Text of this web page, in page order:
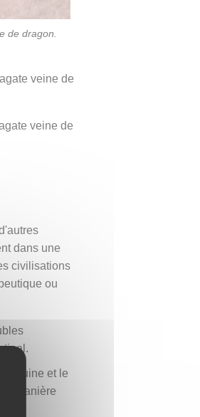
de dragon.
veine de
veine de
dans une
civilisations
ou
et le
manière